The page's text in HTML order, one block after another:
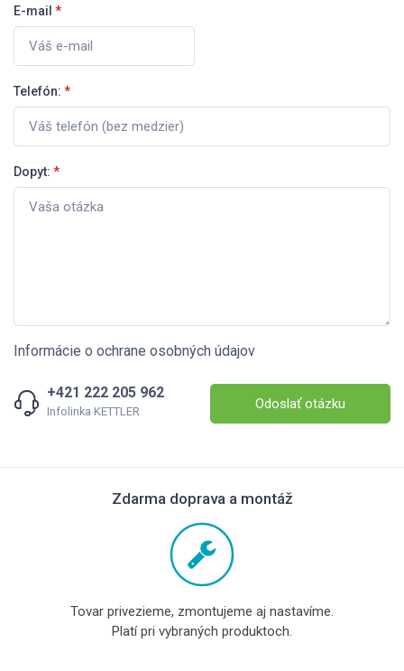
E-mail *
Telefón: *
Dopyt: *
Informácie o ochrane osobných údajov
+421 222 205 962
Infolinka KETTLER Odoslať otázku
Zdarma doprava a montáž
Tovar privezieme, zmontujeme aj nastavíme.
Platí pri vybraných produktoch.